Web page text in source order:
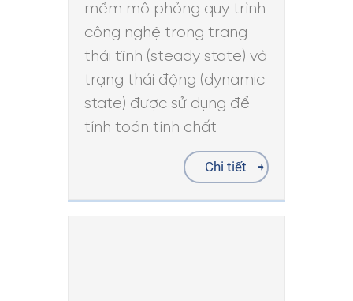
mềm mô phỏng quy trình
công nghệ trong trạng
thái tĩnh (steady state) và
trạng thái động (dynamic
state) được sử dụng để
tính toán tính chất
Chi tiết